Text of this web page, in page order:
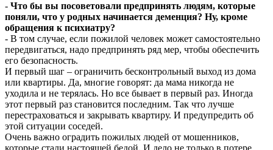
- Что бы вы посоветовали предпринять людям, которые
поняли, что у родных начинается деменция? Ну, кроме
обращения к психиатру?
- В том случае, если пожилой человек может самостоятельно
передвигаться, надо предпринять ряд мер, чтобы обеспечить
его безопасность.
И первый шаг – ограничить бесконтрольный выход из дома
или квартиры. Да, многие говорят: да мама никогда не
уходила и не терялась. Но все бывает в первый раз. Иногда
этот первый раз становится последним. Так что лучше
перестраховаться и закрывать квартиру. И предупредить об
этой ситуации соседей.
Очень важно оградить пожилых людей от мошенников,